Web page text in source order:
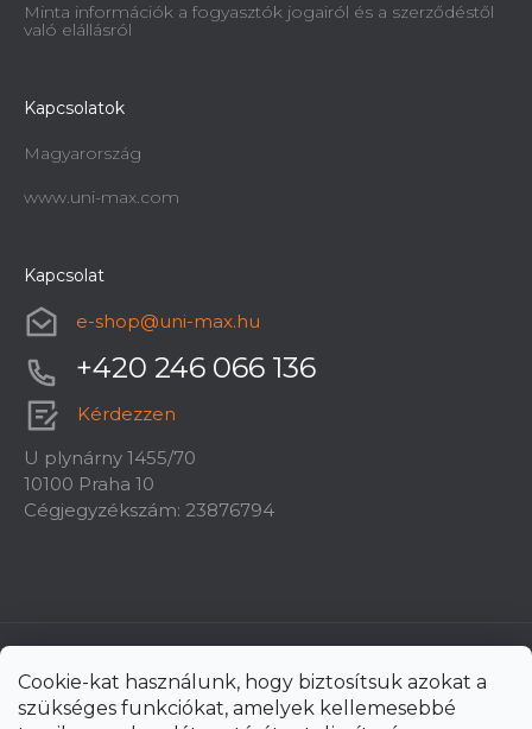
Cookie-kat használunk, hogy biztosítsuk azokat a
szükséges funkciókat, amelyek kellemesebbé
Minta információk a fogyasztók jogairól és a szerződéstől
való elállásról
Kapcsolatok
Magyarország
www.uni-max.com
Kapcsolat
e-shop@uni-max.hu
+420 246 066 136
Kérdezzen
U plynárny 1455/70
10100 Praha 10
Cégjegyzékszám: 23876794